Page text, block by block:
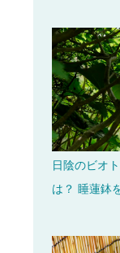
日陰のビオ
は？ 睡蓮鉢